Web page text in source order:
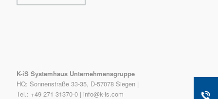
K-iS Systemhaus Unternehmensgruppe
HQ: Sonnenstraße 33-35, D-57078 Siegen |
Tel.: +49 271 31370-0 | info@k-is.com